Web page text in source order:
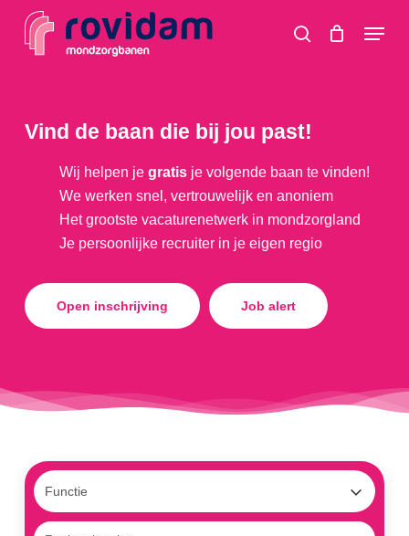
search
Menu
Vind de baan die bij jou past!
Wij helpen je gratisje volgende baan te vinden!
We werken snel, vertrouwelijk en anoniem
Het grootste vacaturenetwerk in mondzorgland
Je persoonlijke recruiter in je eigen regio
Open inschrijving Job alert